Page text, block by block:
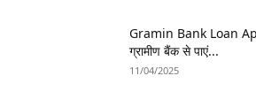
Gramin Bank Loan
ग्रामीण बैंक से पाएं...
11/04/2025